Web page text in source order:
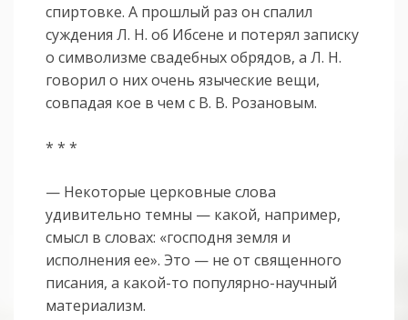
спиртовке. А прошлый раз он спалил
суждения Л. Н. об Ибсене и потерял записку
о символизме свадебных обрядов, а Л. Н.
говорил о них очень языческие вещи,
совпадая кое в чем с В. В. Розановым.
* * *
— Некоторые церковные слова
удивительно темны — какой, например,
смысл в словах: «господня земля и
исполнения ее». Это — не от священного
писания, а какой-то популярно-научный
материализм.